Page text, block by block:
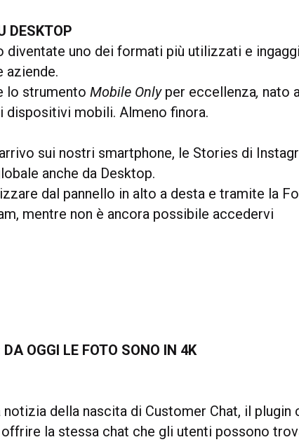
DESKTOP
diventate uno dei formati più utilizzati e
aziende.
lo strumentoMobile Only per eccellenza, nato
dispositivi mobili. Almeno finora.
sui nostri smartphone, le Stories di
anche da Desktop.
dal pannello in alto a desta e tramite la
mentre non è ancora possibile accedervi
OGGI LE FOTO SONO IN 4K
della nascita di Customer Chat, il plugin
la stessa chat che gli utenti possono